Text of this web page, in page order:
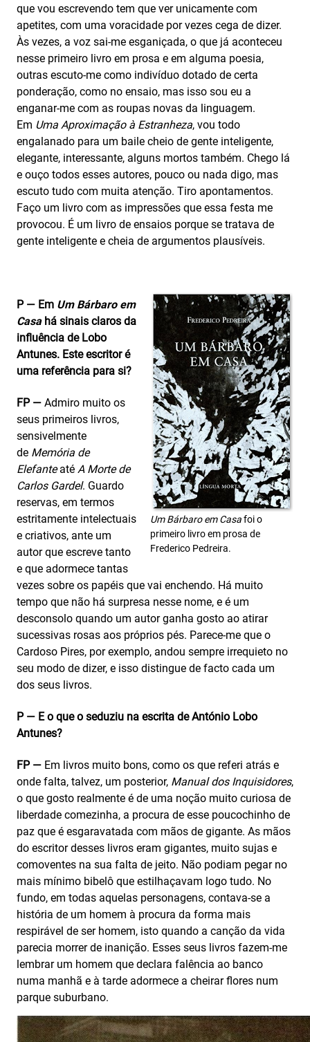
que vou escrevendo tem que ver unicamente com
apetites, com uma voracidade por vezes cega de dizer.
Às vezes, a voz sai-me esganiçada, o que já aconteceu
nesse primeiro livro em prosa e em alguma poesia,
outras escuto-me como indivíduo dotado de certa
ponderação, como no ensaio, mas isso sou eu a
enganar-me com as roupas novas da linguagem.
Em Uma Aproximação à Estranheza, vou todo
engalanado para um baile cheio de gente inteligente,
elegante, interessante, alguns mortos também. Chego lá
e ouço todos esses autores, pouco ou nada digo, mas
escuto tudo com muita atenção. Tiro apontamentos.
Faço um livro com as impressões que essa festa me
provocou. É um livro de ensaios porque se tratava de
gente inteligente e cheia de argumentos plausíveis.
Um Bárbaro em Casafoi o
primeiro livro em prosa de
Frederico Pedreira.
P — Em Um Bárbaro em
Casahá sinais claros da
influência de Lobo
Antunes. Este escritor é
uma referência para si?
FP — Admiro muito os
seus primeiros livros,
sensivelmente
de Memória de
Elefanteaté A Morte de
Carlos Gardel. Guardo
reservas, em termos
estritamente intelectuais
e criativos, ante um
autor que escreve tanto
e que adormece tantas
vezes sobre os papéis que vai enchendo. Há muito
tempo que não há surpresa nesse nome, e é um
desconsolo quando um autor ganha gosto ao atirar
sucessivas rosas aos próprios pés. Parece-me que o
Cardoso Pires, por exemplo, andou sempre irrequieto no
seu modo de dizer, e isso distingue de facto cada um
dos seus livros.
P — E o que o seduziu na escrita de António Lobo
Antunes?
FP — Em livros muito bons, como os que referi atrás e
onde falta, talvez, um posterior, Manual dos Inquisidores,
o que gosto realmente é de uma noção muito curiosa de
liberdade comezinha, a procura de esse poucochinho de
paz que é esgaravatada com mãos de gigante. As mãos
do escritor desses livros eram gigantes, muito sujas e
comoventes na sua falta de jeito. Não podiam pegar no
mais mínimo bibelô que estilhaçavam logo tudo. No
fundo, em todas aquelas personagens, contava-se a
história de um homem à procura da forma mais
respirável de ser homem, isto quando a canção da vida
parecia morrer de inanição. Esses seus livros fazem-me
lembrar um homem que declara falência ao banco
numa manhã e à tarde adormece a cheirar flores num
parque suburbano.